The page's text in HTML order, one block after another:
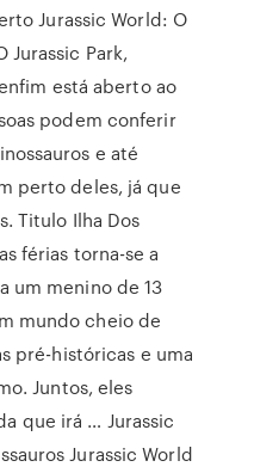
Jurassic World: O
Jurassic Park,
está aberto ao
podem conferir
e até
perto deles, já que
Titulo Ilha Dos
férias torna-se a
um menino de 13
mundo cheio de
pré-históricas e uma
Juntos, eles
que irá … Jurassic
Jurassic World